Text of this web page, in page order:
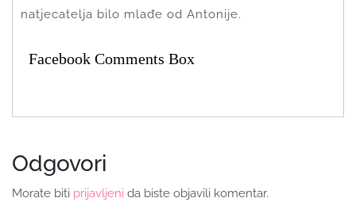
natjecatelja bilo mlađe od Antonije.
Facebook Comments Box
Odgovori
Morate biti prijavljeni da biste objavili komentar.